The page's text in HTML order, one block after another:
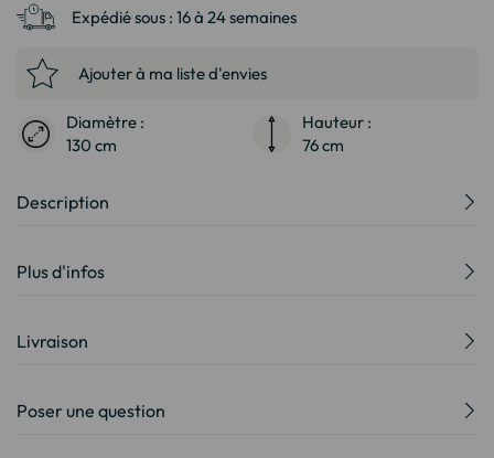
Expédié sous : 16 à 24 semaines
Ajouter à ma liste d'envies
Diamètre :
130 cm
Hauteur :
76 cm
Description
Plus d'infos
Livraison
Poser une question